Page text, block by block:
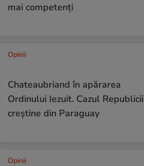
mai competenți
Opinii
Chateaubriand în apărarea
Ordinului Iezuit. Cazul Republicii
creștine din Paraguay
Opinii